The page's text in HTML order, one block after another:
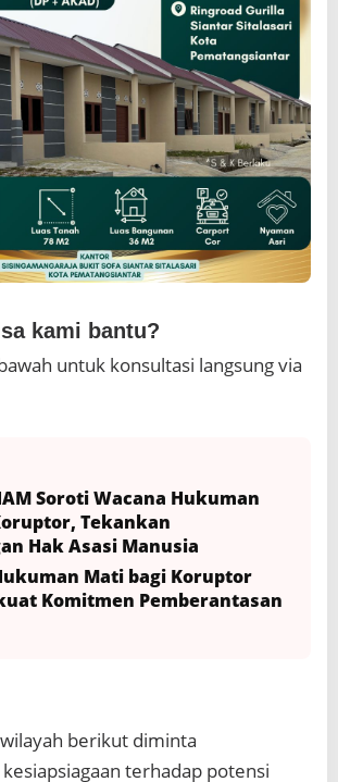
kami bantu?
untuk konsultasi langsung via
Soroti Wacana Hukuman
Tekankan
Hak Asasi Manusia
Mati bagi Koruptor
Komitmen Pemberantasan
berikut diminta
terhadap potensi